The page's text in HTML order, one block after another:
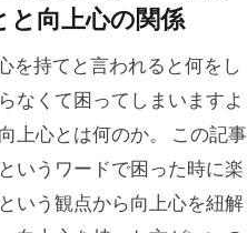
と向上心の関係
を持てと言われると何をし
なくて困ってしまいますよ
上心とは何のか。 この記事
いうワードで困った時に楽
いう観点から向上心を紐解